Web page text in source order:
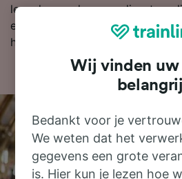
lees dan verder voor
en laatste treinen), veelgestelde
het boeken van goedkope
Wij vinden
Bedankt voor je
We weten dat het
gegevens een grote
is. Hier kun je lezen hoe